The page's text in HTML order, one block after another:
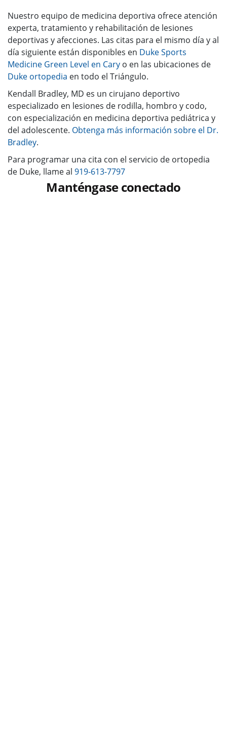
Nuestro equipo de medicina deportiva ofrece atención
experta, tratamiento y rehabilitación de lesiones
deportivas y afecciones. Las citas para el mismo día y al
día siguiente están disponibles en Duke Sports
Medicine Green Level en Cary o en las ubicaciones de
Duke ortopedia en todo el Triángulo.
Kendall Bradley, MD es un cirujano deportivo
especializado en lesiones de rodilla, hombro y codo,
con especialización en medicina deportiva pediátrica y
del adolescente. Obtenga más información sobre el Dr.
Bradley.
Para programar una cita con el servicio de ortopedia
de Duke, llame al 919-613-7797
Manténgase conectado